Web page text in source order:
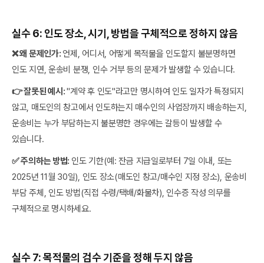
실수 6: 인도 장소, 시기, 방법을 구체적으로 정하지 않음
❌ 왜 문제인가: 언제, 어디서, 어떻게 목적물을 인도할지 불분명하면
인도 지연, 운송비 분쟁, 인수 거부 등의 문제가 발생할 수 있습니다.
👉 잘못된 예시:"계약 후 인도"라고만 명시하여 인도 일자가 특정되지
않고, 매도인의 창고에서 인도하는지 매수인의 사업장까지 배송하는지,
운송비는 누가 부담하는지 불분명한 경우에는 갈등이 발생할 수
있습니다.
✅ 주의하는 방법: 인도 기한(예: 잔금 지급일로부터 7일 이내, 또는
2025년 11월 30일), 인도 장소(매도인 창고/매수인 지정 장소), 운송비
부담 주체, 인도 방법(직접 수령/택배/화물차), 인수증 작성 의무를
구체적으로 명시하세요.
실수 7: 목적물의 검수 기준을 정해 두지 않음